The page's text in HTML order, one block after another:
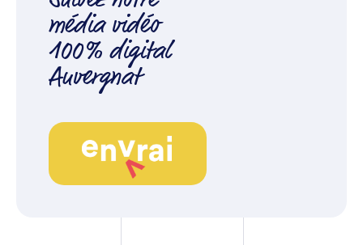
média vidéo
100% digital
Auvergnat